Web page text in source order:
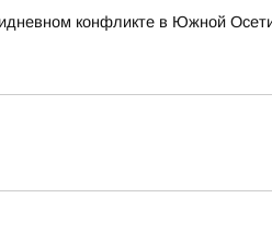
конфликте в Южной